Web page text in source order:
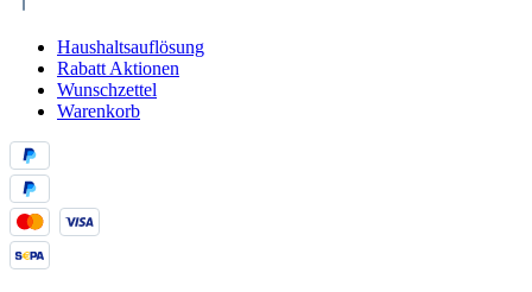
Haushaltsauflösung
Rabatt Aktionen
Wunschzettel
Warenkorb